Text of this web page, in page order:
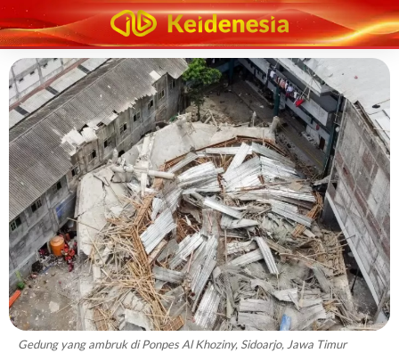
Gedung yang ambruk di Ponpes Al Khoziny, Sidoarjo, Jawa Timur